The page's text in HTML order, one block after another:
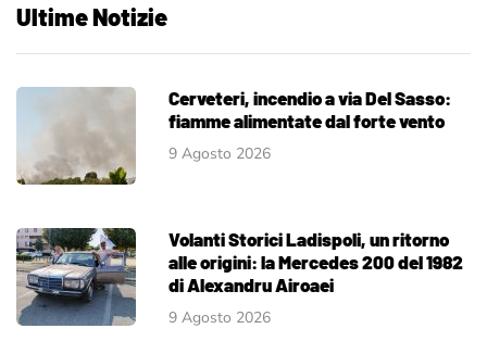
Ultime Notizie
Cerveteri, incendio a via Del Sasso:
fiamme alimentate dal forte vento
9 Agosto 2026
Volanti Storici Ladispoli, un ritorno
alle origini: la Mercedes 200 del 1982
di Alexandru Airoaei
9 Agosto 2026